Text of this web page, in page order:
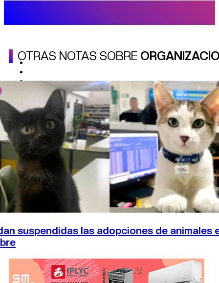
AGRO
ECONOMÍA
POLÍTICA
CAMBIO CLIMÁTICO
DATA FIRME
DE LA TRIBUNA TV
OTRAS NOTAS SOBRE
suspendidas las adopciones de animales